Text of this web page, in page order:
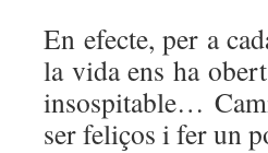
En efecte, per a
la vida ens ha
insospitable…
ser feliços i fer un